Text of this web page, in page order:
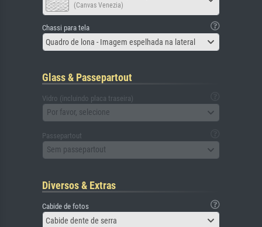
(Canvas Venezia)
Chassi para tela
Quadro de lona - Imagem espelhada na lateral
Glass & Passepartout
Vidro (incluindo placa traseira)
Por favor, selecione
Passepartout
Sem passepartout
Diversos & Extras
Cabide de fotos
Cabide dente de serra